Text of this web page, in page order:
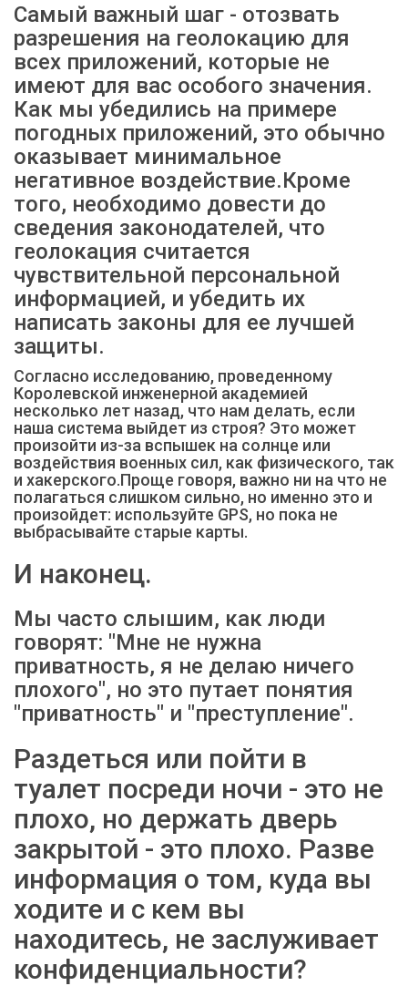
Самый важный шаг - отозвать
разрешения на геолокацию для
всех приложений, которые не
имеют для вас особого значения.
Как мы убедились на примере
погодных приложений, это обычно
оказывает минимальное
негативное воздействие.Кроме
того, необходимо довести до
сведения законодателей, что
геолокация считается
чувствительной персональной
информацией, и убедить их
написать законы для ее лучшей
защиты.
Согласно исследованию, проведенному
Королевской инженерной академией
несколько лет назад, что нам делать, если
наша система выйдет из строя? Это может
произойти из-за вспышек на солнце или
воздействия военных сил, как физического, так
и хакерского.Проще говоря, важно ни на что не
полагаться слишком сильно, но именно это и
произойдет: используйте GPS, но пока не
выбрасывайте старые карты.
И наконец.
Мы часто слышим, как люди
говорят: "Мне не нужна
приватность, я не делаю ничего
плохого", но это путает понятия
"приватность" и "преступление".
Раздеться или пойти в
туалет посреди ночи - это не
плохо, но держать дверь
закрытой - это плохо. Разве
информация о том, куда вы
ходите и с кем вы
находитесь, не заслуживает
конфиденциальности?